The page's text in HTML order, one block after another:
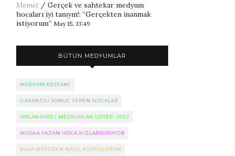
Memet / Gerçek ve sahtekar medyum
hocaları iyi tanıyın!: “Gerçekten inanmak
istiyorum” May 15, 13:49
BÜTÜN MEDYUMLAR
MEDYUM BESTAMI
GARANTILI SONUÇ VEREN HOCALAR
DOLANDIRICI MEDYUMLAR LISTESI 2022
MUSKA YAZAN HOCA KIZLARSORUYOR
KARA BÜYÜDEN NASIL KURTULURUM